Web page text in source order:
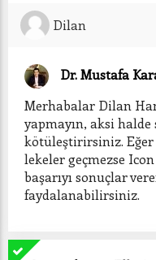
Dilan
Dr. Mustafa
Merhabalar Dilan
yapmayın, aksi
kötüleştirirsiniz. Eğer
lekeler geçmezse
başarıyı sonuçlar
faydalanabilirsiniz.